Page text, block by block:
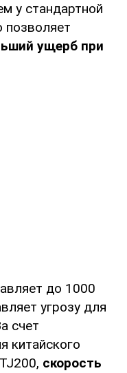
у стандартной
позволяет
ущерб при
до 1000
угрозу для
счет
китайского
скорость